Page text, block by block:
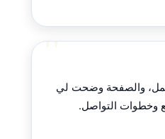
والصفحة وضحت لي
وخطوات التواصل.